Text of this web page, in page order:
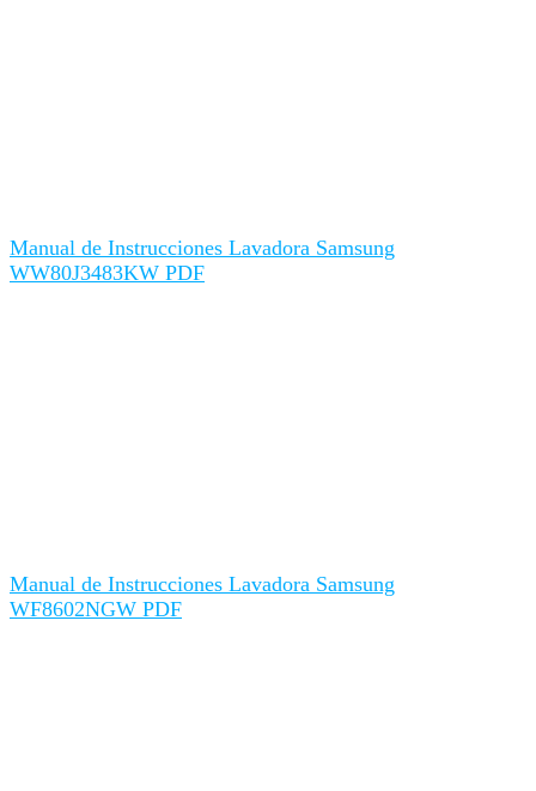
Manual de Instrucciones Lavadora Samsung
WW80J3483KW PDF
Manual de Instrucciones Lavadora Samsung
WF8602NGW PDF